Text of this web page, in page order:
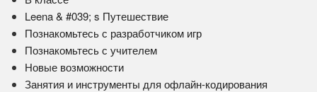
Leena & #039; s Путешествие
Познакомьтесь с разработчиком игр
Познакомьтесь с учителем
Новые возможности
Занятия и инструменты для офлайн-кодирования